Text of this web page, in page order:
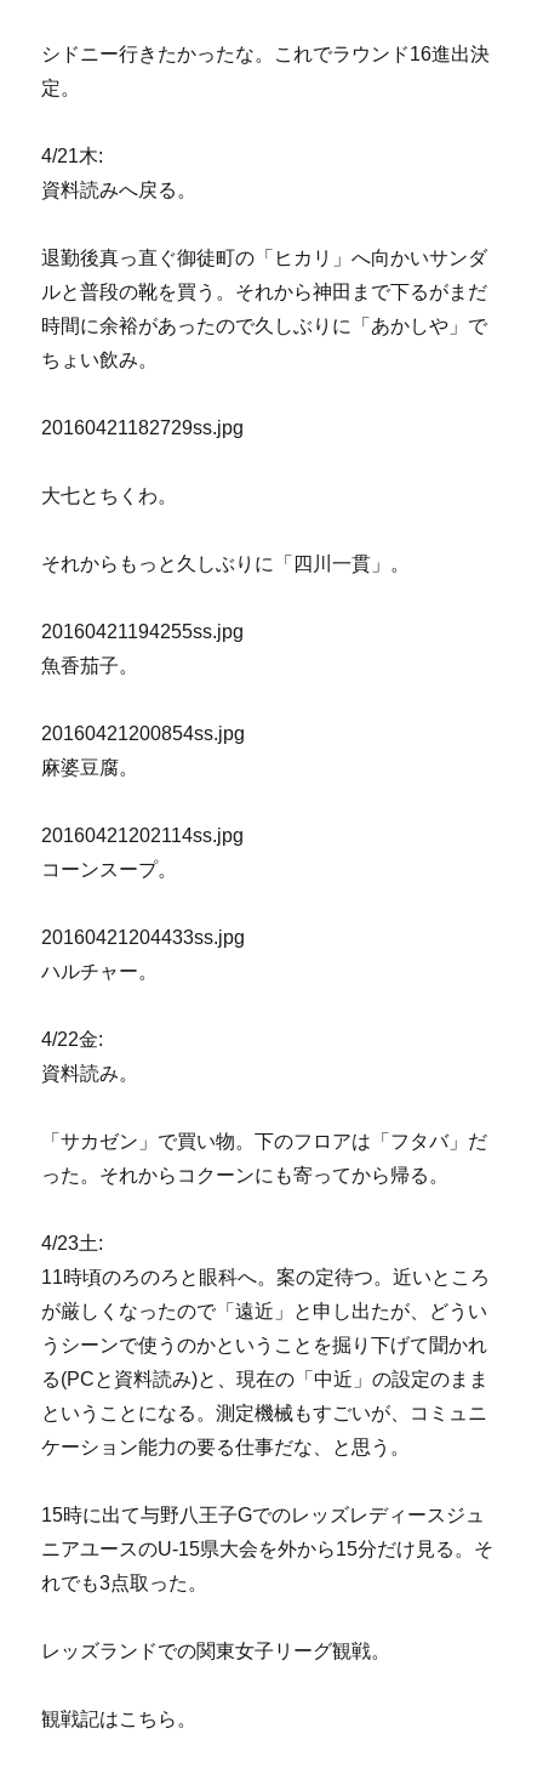
シドニー行きたかったな。これでラウンド16進出決
定。
4/21木:
資料読みへ戻る。
退勤後真っ直ぐ御徒町の「ヒカリ」へ向かいサンダ
ルと普段の靴を買う。それから神田まで下るがまだ
時間に余裕があったので久しぶりに「あかしや」で
ちょい飲み。
20160421182729ss.jpg
大七とちくわ。
それからもっと久しぶりに「四川一貫」。
20160421194255ss.jpg
魚香茄子。
20160421200854ss.jpg
麻婆豆腐。
20160421202114ss.jpg
コーンスープ。
20160421204433ss.jpg
ハルチャー。
4/22金:
資料読み。
「サカゼン」で買い物。下のフロアは「フタバ」だ
った。それからコクーンにも寄ってから帰る。
4/23土:
11時頃のろのろと眼科へ。案の定待つ。近いところ
が厳しくなったので「遠近」と申し出たが、どうい
うシーンで使うのかということを掘り下げて聞かれ
る(PCと資料読み)と、現在の「中近」の設定のまま
ということになる。測定機械もすごいが、コミュニ
ケーション能力の要る仕事だな、と思う。
15時に出て与野八王子Gでのレッズレディースジュ
ニアユースのU-15県大会を外から15分だけ見る。そ
れでも3点取った。
レッズランドでの関東女子リーグ観戦。
観戦記はこちら。